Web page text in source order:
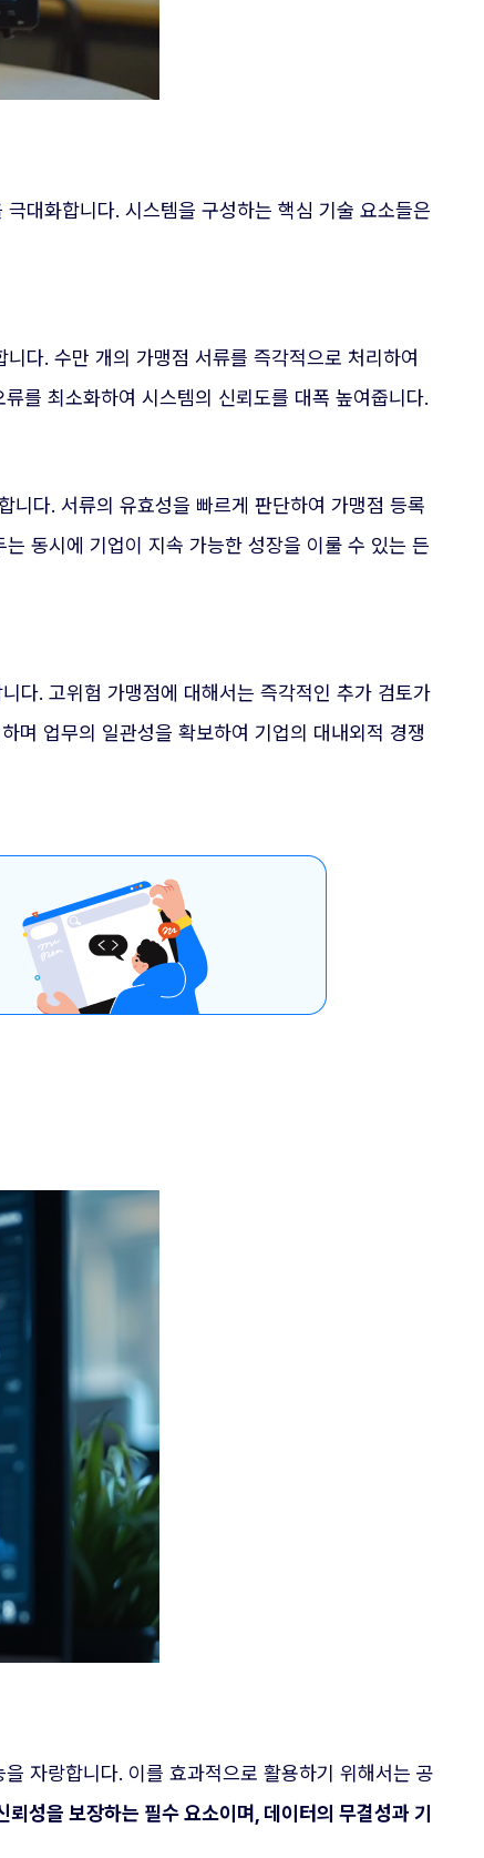
대화합니다. 시스템을 구성하는 핵심 기술 요소들은
다. 수만 개의 가맹점 서류를 즉각적으로 처리하여
를 최소화하여 시스템의 신뢰도를 대폭 높여줍니다.
니다. 서류의 유효성을 빠르게 판단하여 가맹점 등록
동시에 기업이 지속 가능한 성장을 이룰 수 있는 든
다. 고위험 가맹점에 대해서는 즉각적인 추가 검토가
며 업무의 일관성을 확보하여 기업의 대내외적 경쟁
자랑합니다. 이를 효과적으로 활용하기 위해서는 공
성을 보장하는 필수 요소이며, 데이터의 무결성과 기